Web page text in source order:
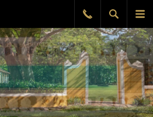
le
Afficher
la
Rappel
gratuit